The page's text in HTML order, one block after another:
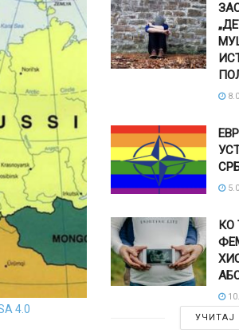
4.0
КО
УЧИТАЈ